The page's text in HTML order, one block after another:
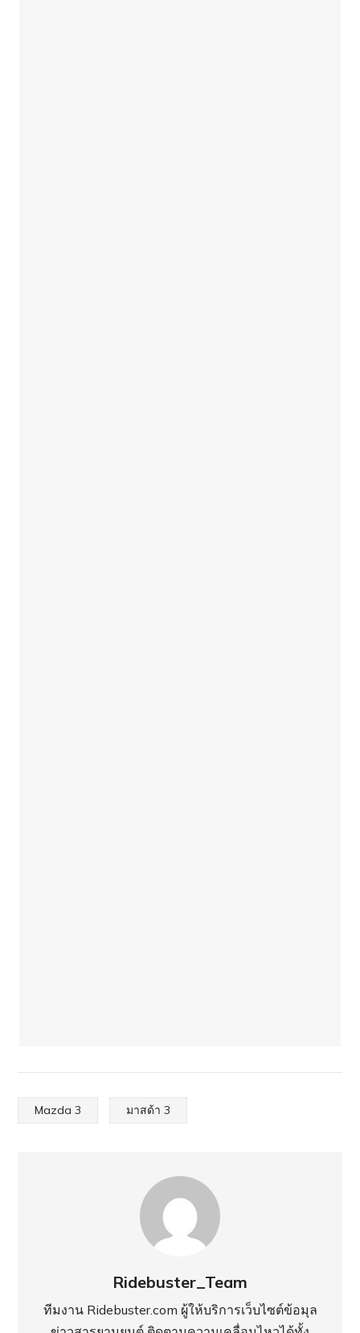
Mazda 3 มาสด้า 3
Ridebuster_Team
ทีมงาน Ridebuster.com ผู้ให้บริการเว็บไซต์ข้อมุล